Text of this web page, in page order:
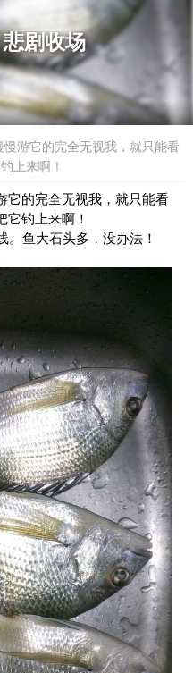
剧收场
游它的完全无视我，就只能看
上来啊！
它的完全无视我，就只能看
钓上来啊！
鱼大石头多，没办法！